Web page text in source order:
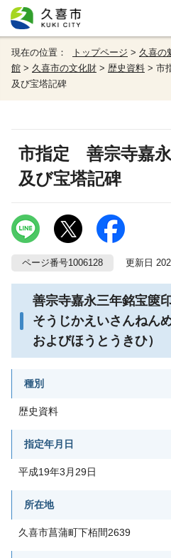
現在の位置： トップページ > 久喜の
館 > 久喜市の文化財 > 歴史資料 > 市
及び宝塔記碑
市指定 善宗寺嘉
及び宝塔記碑
ページ番号1006128 更新日
善宗寺嘉永三年銘宝篋
そうじかえいさんねん
およびほうとうきひ）
種別
歴史資料
指定年月日
平成19年3月29日
所在地
久喜市菖蒲町下栢間2639